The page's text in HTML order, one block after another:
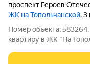
проспект Героев
ЖК на Топольчанской, 3
Номер объекта:
квартиру в ЖК "На
окон, радиаторов